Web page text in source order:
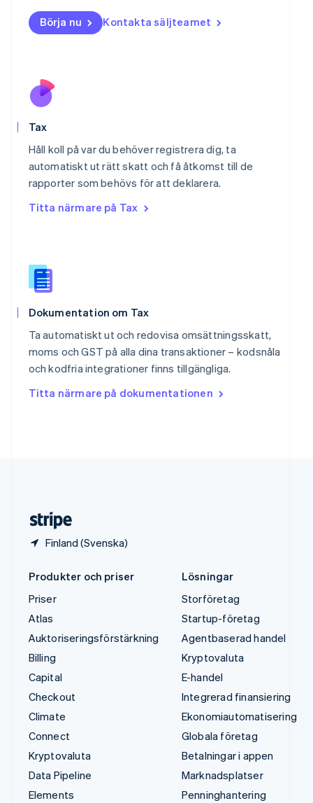
Börja nu Kontakta säljteamet
Tax
Håll koll på var du behöver registrera dig, ta
automatiskt ut rätt skatt och få åtkomst till de
rapporter som behövs för att deklarera.
Titta närmare på Tax
Dokumentation om Tax
Ta automatiskt ut och redovisa omsättningsskatt,
moms och GST på alla dina transaktioner – kodsnåla
och kodfria integrationer finns tillgängliga.
Titta närmare på dokumentationen
Finland (Svenska)
Norge
English
English
Portugal
Schweiz
DeutschFrançaisItalianoEnglish
Singapore
Slovakien
Spanien
Español
English
SvenskaEnglish
Thailand
ไทยEnglish
English
Produkter och priser
Priser
Atlas
Auktoriseringsförstärkning
Billing
Capital
Checkout
Climate
Connect
Kryptovaluta
Data Pipeline
Elements
Lösningar
Storföretag
Startup-företag
Agentbaserad handel
Kryptovaluta
E-handel
Integrerad finansiering
Ekonomiautomatisering
Globala företag
Betalningar i appen
Marknadsplatser
Penninghantering